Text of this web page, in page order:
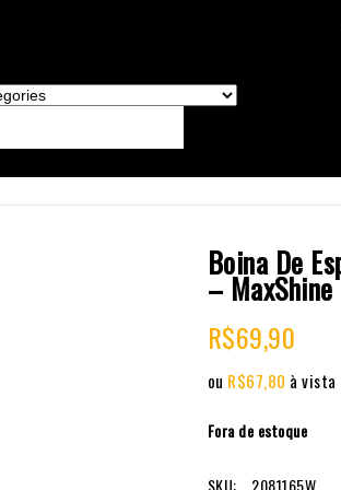
Boina De
– MaxShine
R$69,90
ou R$67,80 à vista
Fora de estoque
SKU: 2081165W